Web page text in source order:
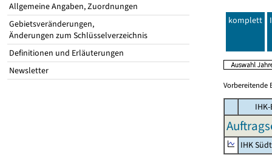
Allgemeine Angaben, Zuordnungen
Gebietsveränderungen,
Änderungen zum Schlüsselverzeichnis
Definitionen und Erläuterungen
Newsletter
komplett
Vorbereitende
IHK